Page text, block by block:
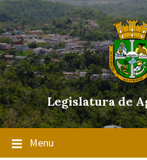
Skip
to
content
Skip
to
main
navigation
Skip
to
footer
Legislatura de
Menu